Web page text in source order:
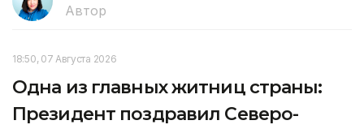
Автор
18:50, 07 Августа 2026
Одна из главных житниц страны:
Президент поздравил Северо-